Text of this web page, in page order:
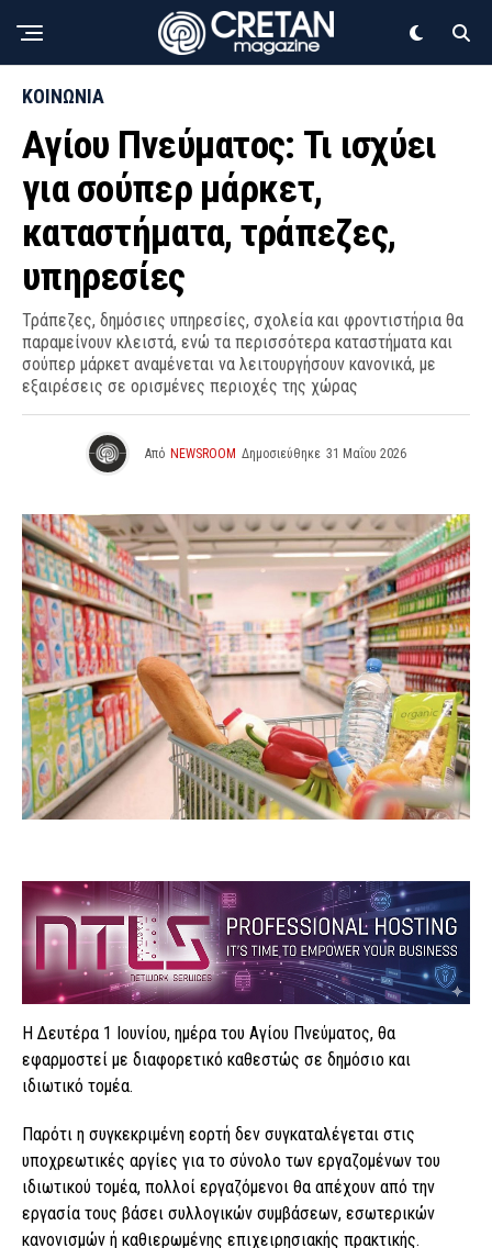
ΚΟΙΝΩΝΙΑ
Αγίου Πνεύματος: Τι ισχύει
για σούπερ μάρκετ,
καταστήματα, τράπεζες,
υπηρεσίες
Τράπεζες, δημόσιες υπηρεσίες, σχολεία και φροντιστήρια θα
παραμείνουν κλειστά, ενώ τα περισσότερα καταστήματα και
σούπερ μάρκετ αναμένεται να λειτουργήσουν κανονικά, με
εξαιρέσεις σε ορισμένες περιοχές της χώρας
Από NEWSROOM Δημοσιεύθηκε 31 Μαΐου 2026
Η Δευτέρα 1 Ιουνίου, ημέρα του Αγίου Πνεύματος, θα
εφαρμοστεί με διαφορετικό καθεστώς σε δημόσιο και
ιδιωτικό τομέα.
Παρότι η συγκεκριμένη εορτή δεν συγκαταλέγεται στις
υποχρεωτικές αργίες για το σύνολο των εργαζομένων του
ιδιωτικού τομέα, πολλοί εργαζόμενοι θα απέχουν από την
εργασία τους βάσει συλλογικών συμβάσεων, εσωτερικών
κανονισμών ή καθιερωμένης επιχειρησιακής πρακτικής.